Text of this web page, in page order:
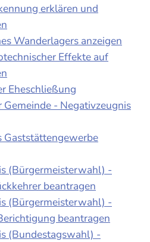
erklären und
Wanderlagers anzeigen
Effekte auf
Eheschließung
- Negativzeugnis
Gaststättengewerbe
(Bürgermeisterwahl) -
beantragen
(Bürgermeisterwahl) -
beantragen
(Bundestagswahl) -